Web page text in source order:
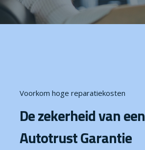
Voorkom hoge reparatiekosten
De zekerheid van een
Autotrust Garantie